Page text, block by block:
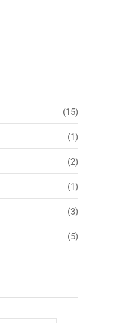
(15)
(1)
(2)
(1)
(3)
(5)